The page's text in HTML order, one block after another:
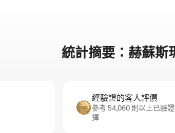
統計摘要：赫蘇斯
經驗證的客人評價
參考 54,060 則以上已驗
擇